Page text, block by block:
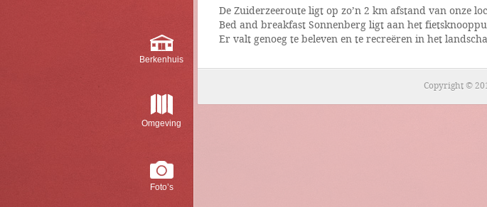
Berkenhuis
Omgeving
Foto’s
De Zuiderzeeroute ligt op zo’n 2 km afstand van onze
Bed and breakfast Sonnenberg ligt aan het
Er valt genoeg te beleven en te recreëren in het
Copyright ©